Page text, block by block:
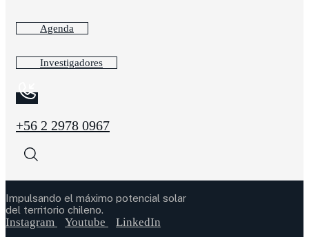
Agenda
Investigadores
+56 2 2978 0967
Impulsando el máximo potencial solar
del territorio chileno.
Instagram Youtube LinkedIn